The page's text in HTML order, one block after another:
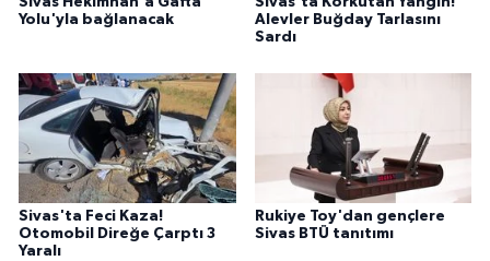
Yolu'yla bağlanacak
Alevler Buğday Tarlasını
Sardı
Sivas'ta Feci Kaza!
Otomobil Direğe Çarptı 3
Yaralı
Rukiye Toy'dan gençlere
Sivas BTÜ tanıtımı